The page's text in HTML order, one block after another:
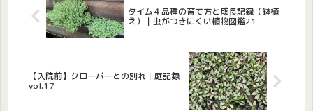
タイム４品種の育て方と成長記録（鉢植
え）｜虫がつきにくい植物図鑑21
【入院前】クローバーとの別れ｜庭記録
vol.17